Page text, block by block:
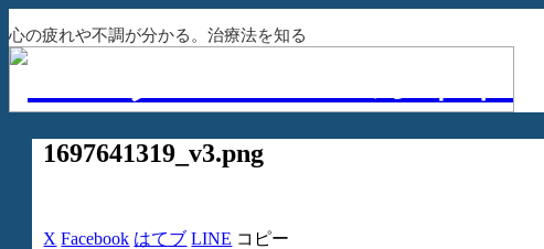
心の疲れや不調が分かる。治療法を知る
1697641319_v3.png
X Facebook はてブ LINE コピー